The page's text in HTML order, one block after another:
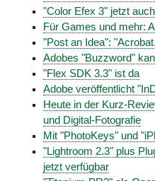
"Color Efex 3" jetzt
Für Games und mehr:
"Post an Idea":
Adobes "Buzzword"
"Flex SDK 3.3" ist da
Adobe veröffentlicht
Heute in der Kurz-
und Digital-Fotografie
Mit "PhotoKeys" und
"Lightroom 2.3" plus
jetzt verfügbar